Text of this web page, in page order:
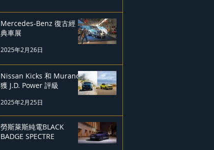
Mercedes-Benz 復古經
典車展
2025年2月26日
Nissan Kicks 和 Murano
獲 J.D. Power 評級
2025年2月25日
勞斯萊斯純電BLACK
BADGE SPECTRE